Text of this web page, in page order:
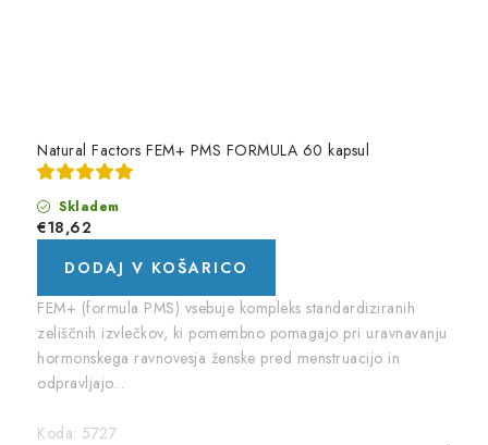
Natural Factors FEM+ PMS FORMULA 60 kapsul
Skladem
€18,62
DODAJ V KOŠARICO
FEM+ (formula PMS) vsebuje kompleks standardiziranih
zeliščnih izvlečkov, ki pomembno pomagajo pri uravnavanju
hormonskega ravnovesja ženske pred menstruacijo in
odpravljajo...
Koda: 5727